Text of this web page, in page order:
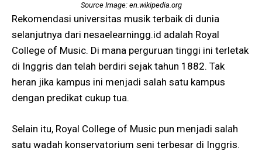
Source Image: en.wikipedia.org
Rekomendasi universitas musik terbaik di dunia
selanjutnya dari nesaelearningg.id adalah Royal
College of Music. Di mana perguruan tinggi ini terletak
di Inggris dan telah berdiri sejak tahun 1882. Tak
heran jika kampus ini menjadi salah satu kampus
dengan predikat cukup tua.
Selain itu, Royal College of Music pun menjadi salah
satu wadah konservatorium seni terbesar di Inggris.